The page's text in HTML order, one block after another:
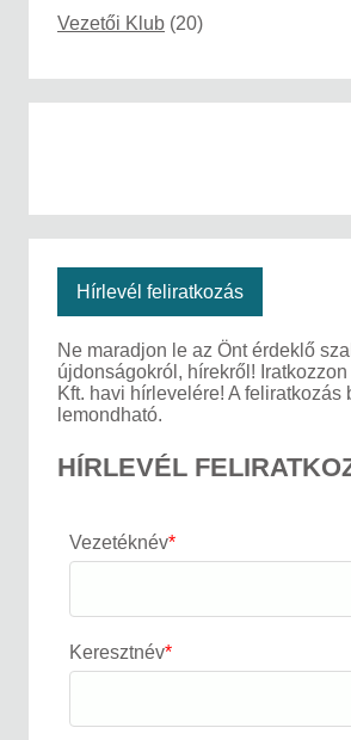
Vezetői Klub (20)
Hírlevél feliratkozás
Ne maradjon le az Önt érdeklő
újdonságokról, hírekről!
Kft. havi hírlevelére! A feliratkozás
lemondható.
HÍRLEVÉL
Vezetéknév*
Keresztnév*